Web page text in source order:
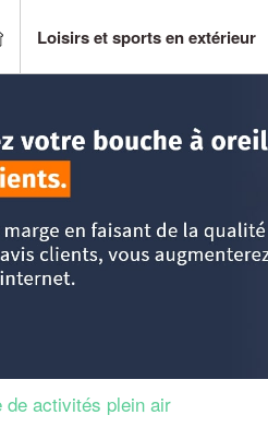
Loisirs et sports en extérieur
de activités plein air